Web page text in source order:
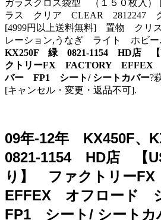
ガラスクロス袋型 （１５０枚入）
ラス クリア CLEAR 2812247
[4999円以上送料無料] 置物 クリ
レーション,うなぎ ライト ホビー.
KX250F 緑 0821-1154 HD店 【
クトリーFX FACTORY EFFEX
バー FP1 シート/ シートカバー?
[キャンセル・変更・返品不可].
09年-12年 KX450F
0821-1154 HD店 【
り】 ファクトリー
EFFEX オフロード
FP1 シート/ シートカ